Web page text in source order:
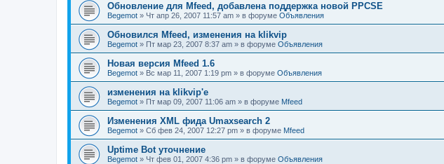
Обновление для Mfeed, добавлена поддержка новой PPCSE
Begemot » Чт апр 26, 2007 11:57 am » в форуме Объявления
Обновился Mfeed, изменения на klikvip
Begemot » Пт мар 23, 2007 8:37 am » в форуме Объявления
Новая версия Mfeed 1.6
Begemot » Вс мар 11, 2007 1:19 pm » в форуме Объявления
изменения на klikvip'е
Begemot » Пт мар 09, 2007 11:06 am » в форуме Mfeed
Изменения XML фида Umaxsearch 2
Begemot » Сб фев 24, 2007 12:27 pm » в форуме Mfeed
Uptime Bot уточнение
Begemot » Чт фев 01, 2007 4:36 pm » в форуме Объявления